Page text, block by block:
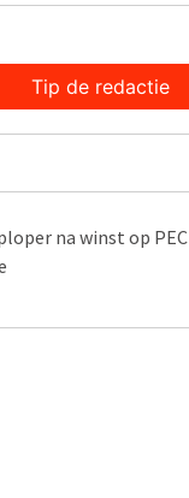
Tip de redactie
na winst op PEC